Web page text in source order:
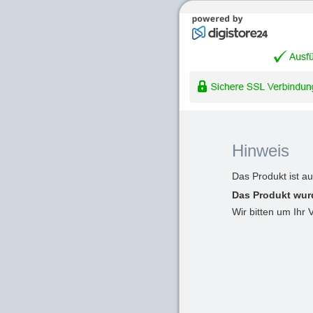
Hinweis
Das Produkt ist
Das Produkt
Wir bitten um Ihr